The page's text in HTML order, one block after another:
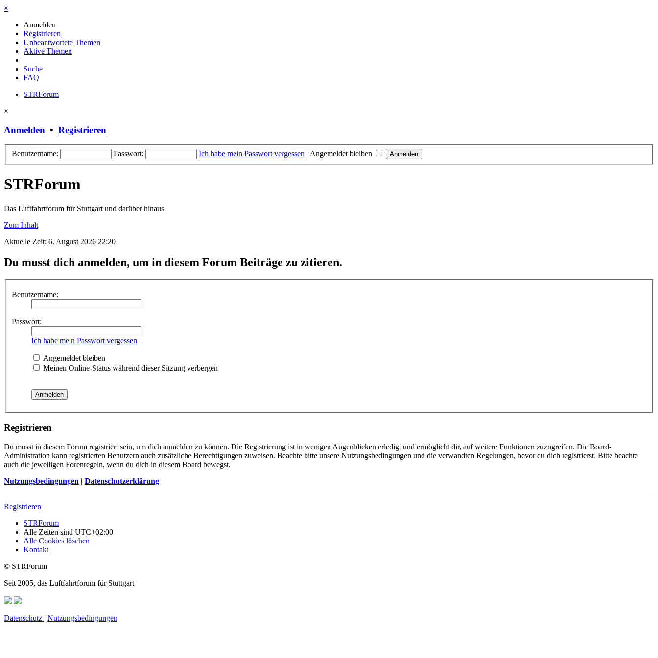
×
Anmelden
Registrieren
Unbeantwortete Themen
Aktive Themen
Suche
FAQ
STRForum
×
Anmelden • Registrieren
Benutzername: Passwort: Ich habe mein Passwort vergessen | Angemeldet bleiben
STRForum
Das Luftfahrtforum für Stuttgart und darüber hinaus.
Zum Inhalt
Aktuelle Zeit: 6. August 2026 22:20
Du musst dich anmelden, um in diesem Forum Beiträge zu zitieren.
Benutzername:
Passwort:
Ich habe mein Passwort vergessen
Angemeldet bleiben
Meinen Online-Status während dieser Sitzung verbergen
Registrieren
Du musst in diesem Forum registriert sein, um dich anmelden zu können. Die Registrierung ist in wenigen Augenblicken erledigt und ermöglicht dir, auf weitere Funktionen zuzugreifen. Die Board-
Administration kann registrierten Benutzern auch zusätzliche Berechtigungen zuweisen. Beachte bitte unsere Nutzungsbedingungen und die verwandten Regelungen, bevor du dich registrierst. Bitte beachte
auch die jeweiligen Forenregeln, wenn du dich in diesem Board bewegst.
Nutzungsbedingungen | Datenschutzerklärung
Registrieren
STRForum
Alle Zeiten sind UTC+02:00
Alle Cookies löschen
Kontakt
© STRForum
Seit 2005, das Luftfahrtforum für Stuttgart
Datenschutz | Nutzungsbedingungen